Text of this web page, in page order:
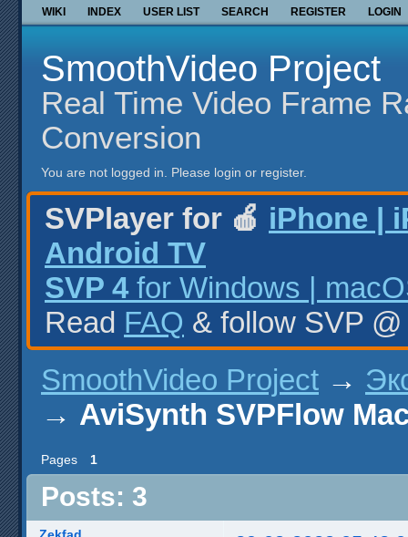
WIKI INDEX USER LIST SEARCH REGISTER LOGIN
SmoothVideo Project
Real Time Video Frame
Conversion
You are not logged in. Please login or register.
SVPlayer for 🍎 iPhone |
Android TV
SVP 4 for Windows |
Read FAQ & follow SVP
SmoothVideo Project →
→ AviSynth SVPFlow
Pages 1
Posts: 3